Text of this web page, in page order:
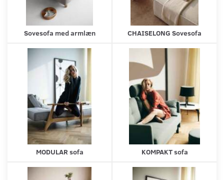
Sovesofa med armlæn CHAISELONG Sovesofa
MODULAR sofa KOMPAKT sofa